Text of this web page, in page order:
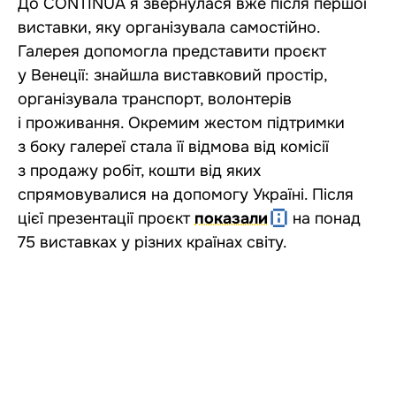
виставки, яку організувала самостійно.
Галерея допомогла представити проєкт
у Венеції: знайшла виставковий простір,
організувала транспорт, волонтерів
і проживання. Окремим жестом підтримки
з боку галереї стала її відмова від комісії
з продажу робіт, кошти від яких
спрямовувалися на допомогу Україні. Після
цієї презентації проєкт показали
на понад
75 виставках у різних країнах світу.